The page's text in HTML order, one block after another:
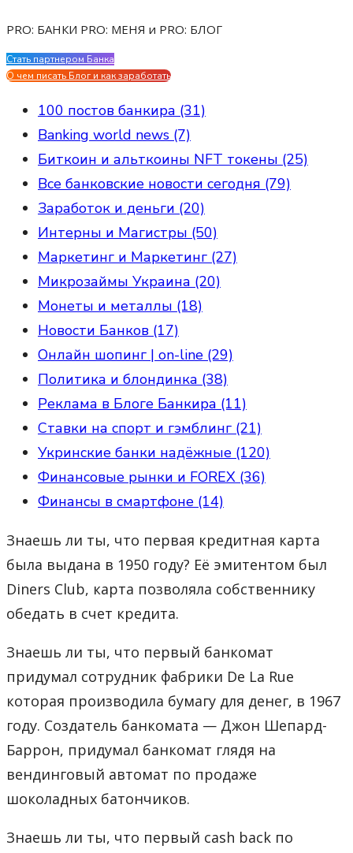
PRO: БАНКИ PRO: МЕНЯ и PRO: БЛОГ
Стать партнером Банка
О чем писать Блог и как заработать
100 постов банкира (31)
Banking world news (7)
Биткоин и альткоины NFT токены (25)
Все банковские новости сегодня (79)
Заработок и деньги (20)
Интерны и Магистры (50)
Маркетинг и Маркетинг (27)
Микрозаймы Украина (20)
Монеты и металлы (18)
Новости Банков (17)
Онлайн шопинг | on-line (29)
Политика и блондинка (38)
Реклама в Блоге Банкира (11)
Ставки на спорт и гэмблинг (21)
Укринские банки надёжные (120)
Финансовые рынки и FOREX (36)
Финансы в смартфоне (14)
Знаешь ли ты, что первая кредитная карта
была выдана в 1950 году? Её эмитентом был
Diners Club, карта позволяла собственнику
обедать в счет кредита.
Знаешь ли ты, что первый банкомат
придумал сотрудник фабрики De La Rue
которая производила бумагу для денег, в 1967
году. Создатель банкомата — Джон Шепард-
Баррон, придумал банкомат глядя на
вендинговый автомат по продаже
шоколадных батончиков.
Знаешь ли ты, что первый cash back по